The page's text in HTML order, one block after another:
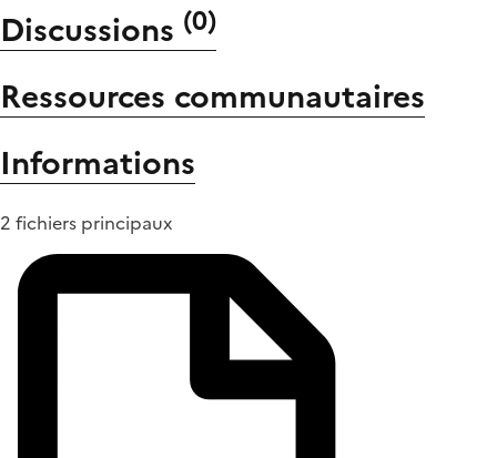
Discussions (0)
Ressources communautaires
Informations
2 fichiers principaux